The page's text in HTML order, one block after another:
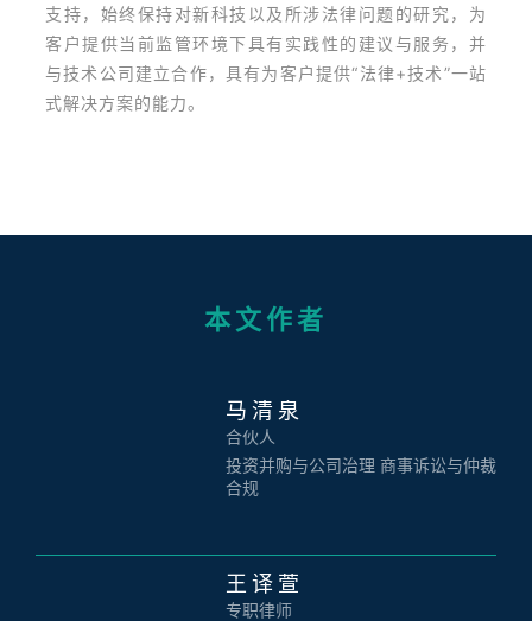
支持，始终保持对新科技以及所涉法律问题的研究，为
客户提供当前监管环境下具有实践性的建议与服务，并
与技术公司建立合作，具有为客户提供“法律+技术”一站
式解决方案的能力。
本文作者
马清泉
合伙人
投资并购与公司治理 商事诉讼与仲裁
合规
王译萱
专职律师